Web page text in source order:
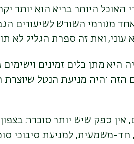
האוכל היותר בריא הוא יותר
מגורמי השורש לשיעורים
עוני, ואת זה ספרת הגליל לא
היא מתן כלים זמינים
הזה יהיה מניעת הנטל
אין ספק שיש יותר סוכרת
חד-משמעית, למניעת סיבוכי